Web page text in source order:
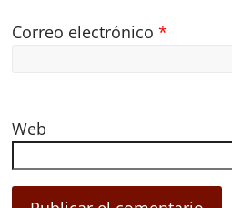
Correo electrónico*
Web